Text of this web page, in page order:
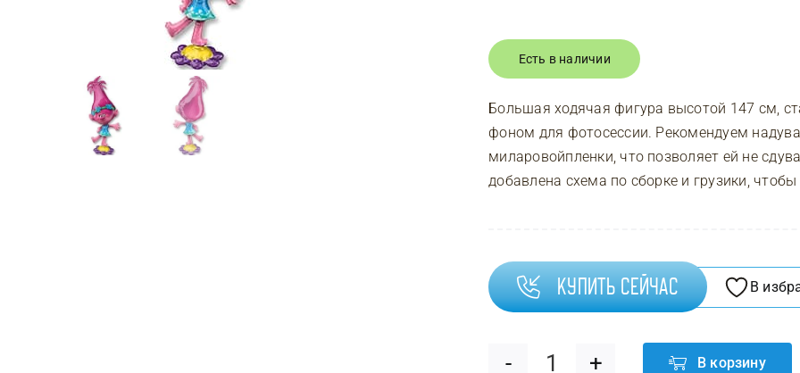
Есть в наличии
Большая ходячая фигура высотой 147 см,
фоном для фотосессии. Рекомендуем
миларовойпленки, что позволяет ей не
добавлена схема по сборке и грузики,
Купить сейчас В
В корзину